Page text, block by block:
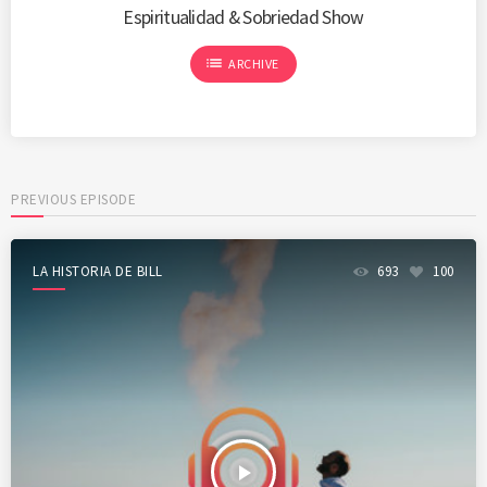
Espiritualidad & Sobriedad Show
list ARCHIVE
PREVIOUS EPISODE
LA HISTORIA DE BILL
play_arrow
693 100